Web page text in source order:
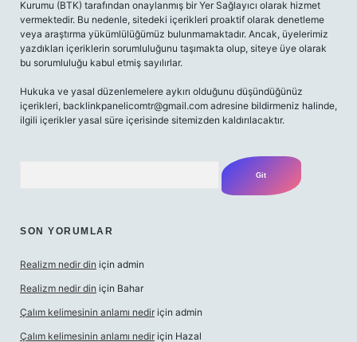
Kurumu (BTK) tarafından onaylanmış bir Yer Sağlayıcı olarak hizmet
vermektedir. Bu nedenle, sitedeki içerikleri proaktif olarak denetleme
veya araştırma yükümlülüğümüz bulunmamaktadır. Ancak, üyelerimiz
yazdıkları içeriklerin sorumluluğunu taşımakta olup, siteye üye olarak
bu sorumluluğu kabul etmiş sayılırlar.
Hukuka ve yasal düzenlemelere aykırı olduğunu düşündüğünüz
içerikleri, backlinkpanelicomtr@gmail.com adresine bildirmeniz halinde,
ilgili içerikler yasal süre içerisinde sitemizden kaldırılacaktır.
SON YORUMLAR
Realizm nedir din için admin
Realizm nedir din için Bahar
Çalım kelimesinin anlamı nedir için admin
Çalım kelimesinin anlamı nedir için Hazal